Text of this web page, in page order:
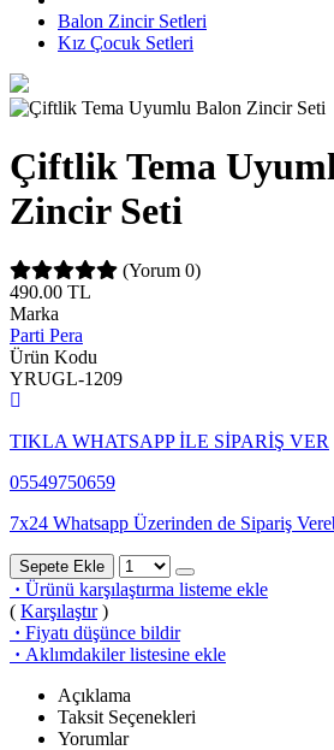
Balon Zincir Setleri
Kız Çocuk Setleri
Çiftlik Tema
Zincir Seti
(Yorum 0)
490.00 TL
Marka
Parti Pera
Ürün Kodu
YRUGL-1209
TIKLA WHATSAPP İLE SİPARİŞ VER
05549750659
7x24 Whatsapp Üzerinden de Sipariş
Sepete Ekle
· Ürünü karşılaştırma listeme ekle
( Karşılaştır)
· Fiyatı düşünce bildir
· Aklımdakiler listesine ekle
Açıklama
Taksit Seçenekleri
Yorumlar